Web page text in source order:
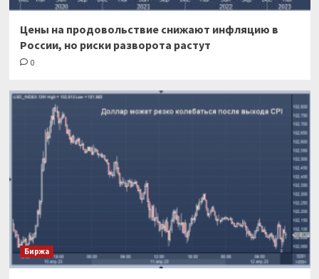
Цены на продовольствие снижают инфляцию в
России, но риски разворота растут
0
Биржа